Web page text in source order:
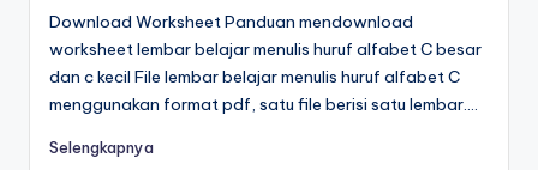
Download Worksheet Panduan mendownload
worksheet lembar belajar menulis huruf alfabet C besar
dan c kecil File lembar belajar menulis huruf alfabet C
menggunakan format pdf, satu file berisi satu lembar.…
Selengkapnya